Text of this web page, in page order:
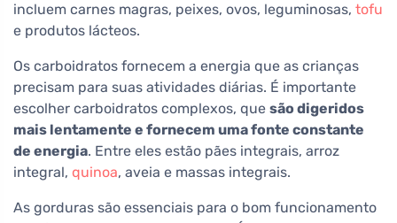
incluem carnes magras, peixes, ovos, leguminosas, tofu
e produtos lácteos.
Os carboidratos fornecem a energia que as crianças
precisam para suas atividades diárias. É importante
escolher carboidratos complexos, que são digeridos
mais lentamente e fornecem uma fonte constante
de energia. Entre eles estão pães integrais, arroz
integral, quinoa, aveia e massas integrais.
As gorduras são essenciais para o bom funcionamento